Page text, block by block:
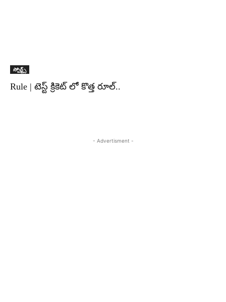
స్పోర్ట్స్
Rule | టెస్ట్ క్రికెట్ లో కొత్త రూల్..
- Advertisment -